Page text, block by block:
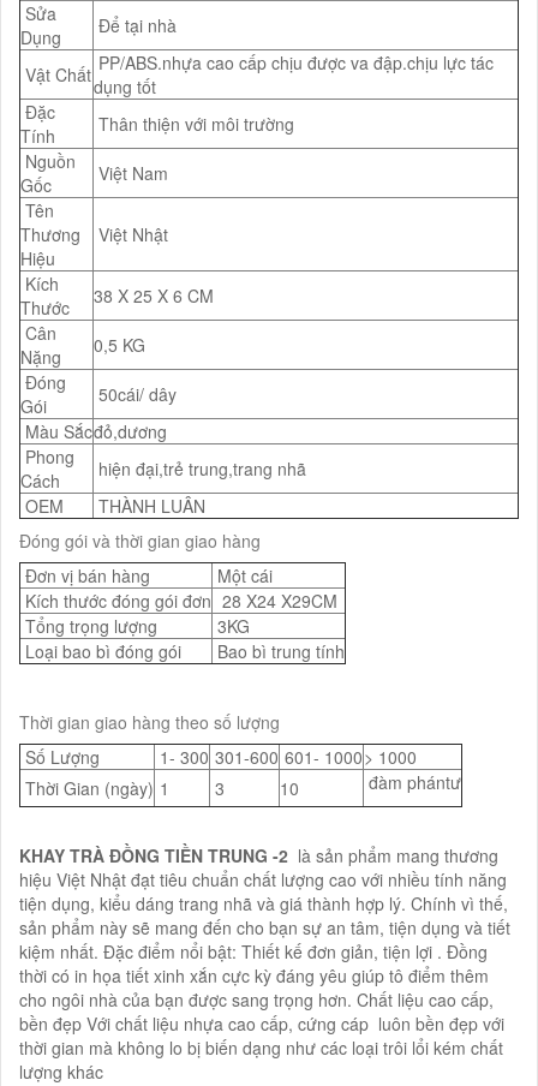
Sửa
Dụng
Để tại nhà
Vật Chất PP/ABS.nhựa cao cấp chịu được va đập.chịu lực tác
dụng tốt
Đặc
Tính
Thân thiện với môi trường
Nguồn
Gốc
Việt Nam
Tên
Thương
Hiệu
Việt Nhật
Kích
Thước
38 X 25 X 6 CM
Cân
Nặng
0,5 KG
Đóng
Gói
50cái/ dây
Màu Sắcđỏ,dương
Phong
Cách
hiện đại,trẻ trung,trang nhã
OEM
THÀNH LUÂN
Đóng gói và thời gian giao hàng
Đơn vị bán hàng
Một cái
Kích thước đóng gói đơn 28 X24 X29CM
Tổng trọng lượng
3KG
Loại bao bì đóng gói
Bao bì trung tính
Thời gian giao hàng theo số lượng
Số Lượng
1- 300 301-600 601- 1000> 1000
Thời Gian (ngày) 1 3 10 đàm phántư
KHAY TRÀ ĐỒNG TIỀN TRUNG -2 là sản phẩm mang thương
hiệu Việt Nhật đạt tiêu chuẩn chất lượng cao với nhiều tính năng
tiện dụng, kiểu dáng trang nhã và giá thành hợp lý. Chính vì thế,
sản phẩm này sẽ mang đến cho bạn sự an tâm, tiện dụng và tiết
kiệm nhất. Đặc điểm nổi bật: Thiết kế đơn giản, tiện lợi . Đồng
thời có in họa tiết xinh xắn cực kỳ đáng yêu giúp tô điểm thêm
cho ngôi nhà của bạn được sang trọng hơn. Chất liệu cao cấp,
bền đẹp Với chất liệu nhựa cao cấp, cứng cáp luôn bền đẹp với
thời gian mà không lo bị biến dạng như các loại trôi lổi kém chất
lượng khác